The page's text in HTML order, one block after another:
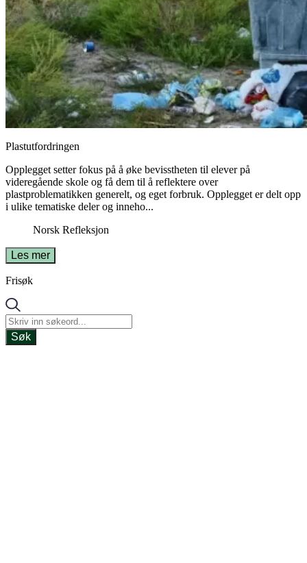
Plastutfordringen
Opplegget setter fokus på å øke bevisstheten til elever på
videregående skole og få dem til å reflektere over
plastproblematikken generelt, og eget forbruk. Opplegget er delt opp
i ulike tematiske deler og inneho...
Norsk Refleksjon
Les mer
Frisøk
Søk